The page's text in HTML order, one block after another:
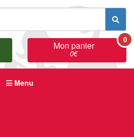
Mon panier
0€
0
Menu